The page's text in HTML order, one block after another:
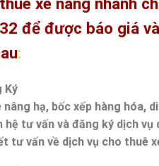
để được báo giá
:
Ký
nâng hạ, bốc xếp hàng
tư vấn và đăng ký dịch
tư vấn về dịch vụ cho thuê